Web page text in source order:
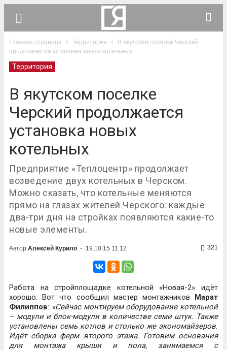
Главная страница Территория
В якутском поселке Черский
продолжается установка новых котельных
Территория
В якутском поселке
Черский продолжается
установка новых
котельных
Предприятие «Теплоцентр» продолжает
возведение двух котельных в Черском.
Можно сказать, что котельные меняются
прямо на глазах жителей Черского: каждые
два-три дня на стройках появляются какие-то
новые элементы.
Автор Алексей Курило - 19.10.15 11:12 321
Работа на стройплощадке котельной «Новая-2» идёт
хорошо. Вот что сообщил мастер монтажников Марат
Филиппов: «Сейчас монтируем оборудование котельной
– модули и блок-модули в количестве семи штук. Также
установлены семь котлов и столько же экономайзеров.
Идёт сборка ферм второго этажа. Готовим основания
для монтажа крыши и пола, занимаемся с